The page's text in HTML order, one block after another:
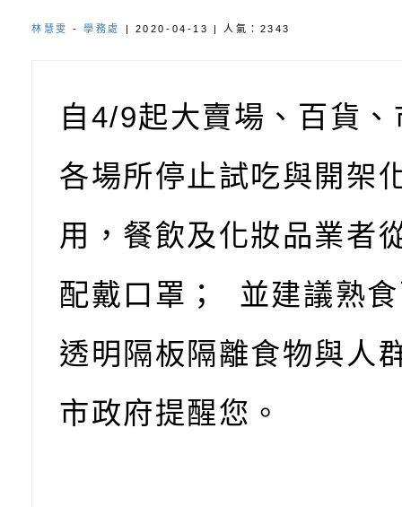
角色驅動的聲音與故
月份公共服務政策溝
台北松山文創園區5
展」
字稿及LCD託播影（
轉知國立臺灣師範大
「115學年度身心障
知能研習」
檢送桃園市政府LED
字稿
函轉國立臺灣師範大
「115學年度身心障
知能研習」
有關桃園市八德區大
學辦理「音樂班第27
樂會-憶起玩樂」
檢送桃園市政府家庭
「小桃家5月課程資
代的親職教養」海報
檢送「小桃家幸福+
委託辦理「2026臺
檢送桃園市政府LED
林慧雯 -學務處 | 2020-04-13 | 人氣：2343
自4/9起大賣場、百貨
各場所停止試吃與開架
用，餐飲及化妝品業者
配戴口罩； 並建議熟
透明隔板隔離食物與人
市政府提醒您。